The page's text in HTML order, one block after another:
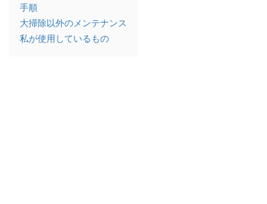
手順
大掃除以外のメンテナンス
私が使用しているもの